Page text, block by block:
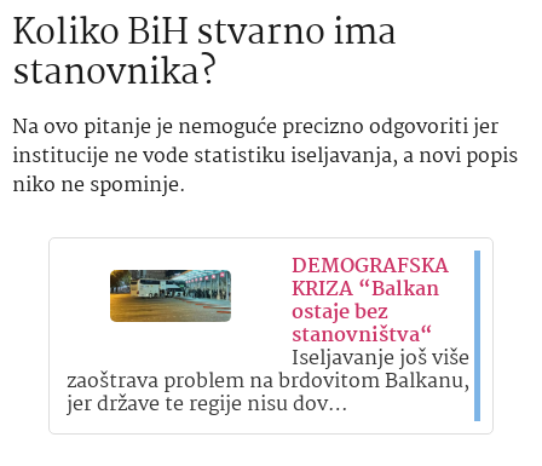
Koliko BiH stvarno ima
stanovnika?
Na ovo pitanje je nemoguće precizno odgovoriti jer
institucije ne vode statistiku iseljavanja, a novi popis
niko ne spominje.
DEMOGRAFSKA
KRIZA “Balkan
ostaje bez
stanovništva“
Iseljavanje još više
zaoštrava problem na brdovitom Balkanu,
jer države te regije nisu dov…